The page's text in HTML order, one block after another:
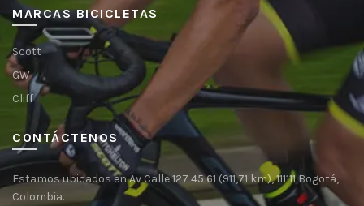
MARCAS BICICLETAS
Scott
GW
Cliff
CONTÁCTENOS
Estamos ubicados en Av Calle 127 45 61 (911,71 km), 111111 Bogotá,
Colombia.